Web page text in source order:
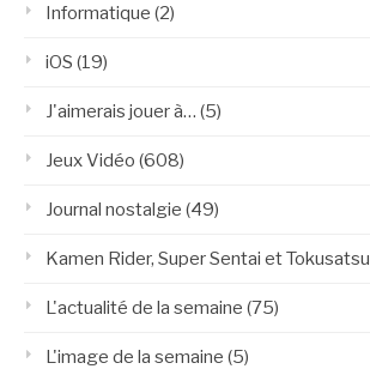
Informatique (2)
iOS (19)
J'aimerais jouer à… (5)
Jeux Vidéo (608)
Journal nostalgie (49)
Kamen Rider, Super Sentai et Tokusatsu
L'actualité de la semaine (75)
L'image de la semaine (5)